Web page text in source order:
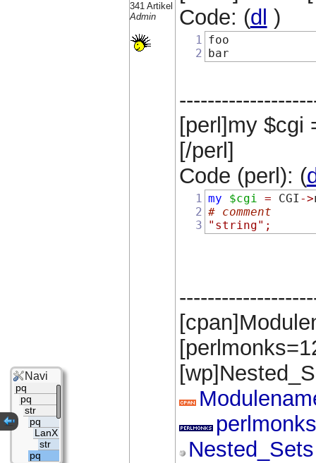
341 Artikel
Admin
Code: (dl )
1
2
foo
bar
[perl]my $cgi
[/perl]
Code (perl): (
1
2
3
my $cgi = CGI ->
# comment
"string" ;
Nested_Sets
Navi
pq
pq
str
pq
LanX
str
pq